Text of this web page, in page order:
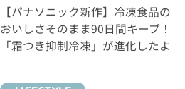
【パナソニック新作】冷凍食品の
おいしさそのまま90日間キープ！
「霜つき抑制冷凍」が進化したよ